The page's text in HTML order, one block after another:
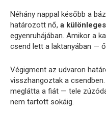
Néhány nappal később a
határozott nő, a
egyenruhájában. Amikor a
csend lett a laktanyában — ő
Végigment az udvaron
visszhangoztak a
meglátta a fiát — tele
nem tartott sokáig.